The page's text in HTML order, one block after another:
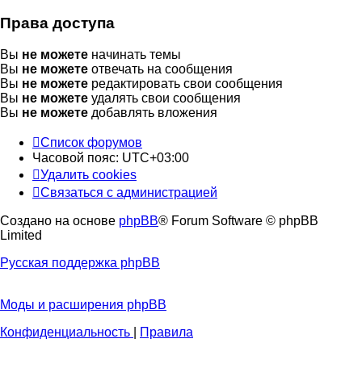
Права доступа
Вы не можете начинать темы
Вы не можете отвечать на сообщения
Вы не можете редактировать свои сообщения
Вы не можете удалять свои сообщения
Вы не можете добавлять вложения
Список форумов
Часовой пояс: UTC+03:00
Удалить cookies
Связаться с администрацией
Создано на основе phpBB® Forum Software © phpBB
Limited
Русская поддержка phpBB
Моды и расширения phpBB
Конфиденциальность
Правила